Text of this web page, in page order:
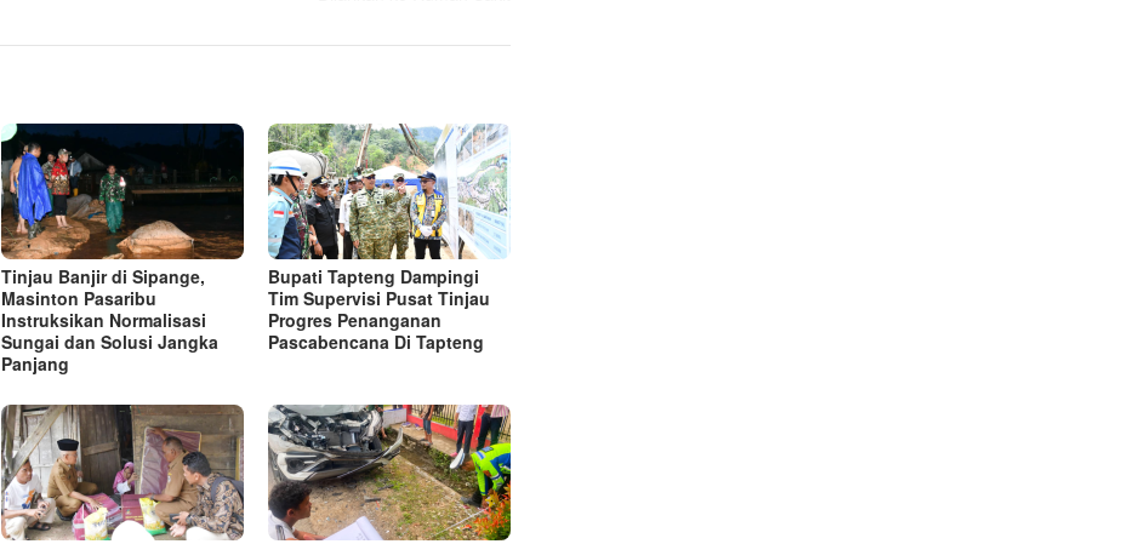
Tinjau Banjir di Sipange,
Masinton Pasaribu
Instruksikan Normalisasi
Sungai dan Solusi Jangka
Panjang
Bupati Tapteng Dampingi
Tim Supervisi Pusat Tinjau
Progres Penanganan
Pascabencana Di Tapteng